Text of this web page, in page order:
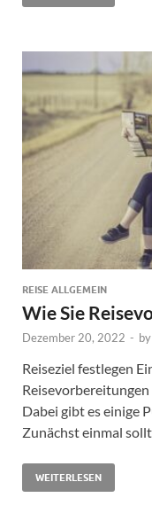
REISE ALLGEMEIN
Wie Sie
Dezember 20, 2022 - by
Reiseziel festlegen
Reisevorbereitungen
Dabei gibt es einige
Zunächst einmal
WEITERLESEN